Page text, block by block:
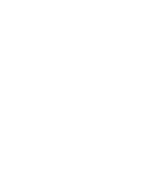
deny himself, take up his